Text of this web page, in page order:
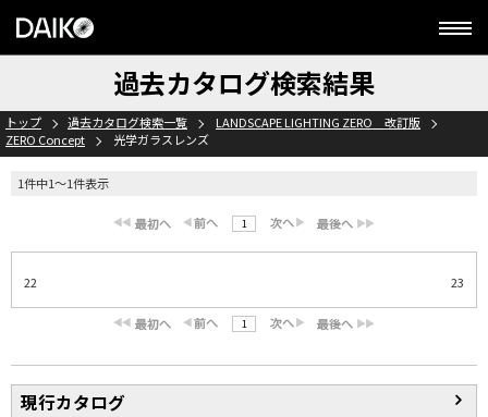
過去カタログ検索結果
トップ 過去カタログ検索一覧
LANDSCAPE LIGHTING ZERO 改訂版
ZERO Concept
光学ガラスレンズ
1件中1～1件表示
1
22 23
1
現行カタログ